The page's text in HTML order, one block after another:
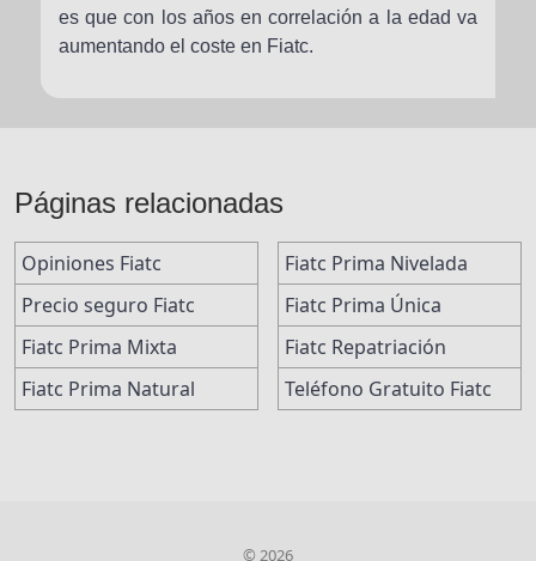
es que con los años en correlación a la edad va
aumentando el coste en Fiatc.
Páginas relacionadas
Opiniones Fiatc
Precio seguro Fiatc
Fiatc Prima Mixta
Fiatc Prima Natural
Fiatc Prima Nivelada
Fiatc Prima Única
Fiatc Repatriación
Teléfono Gratuito Fiatc
© 2026